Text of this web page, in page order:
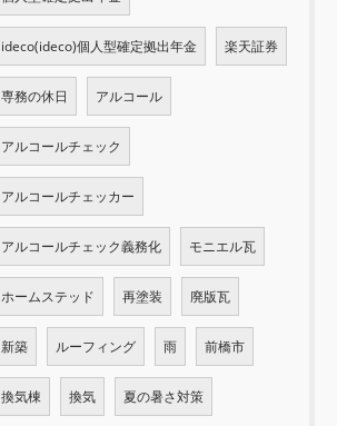
ideco(ideco)個人型確定拠出年金 楽天証券
専務の休日 アルコール
アルコールチェック
アルコールチェッカー
アルコールチェック義務化 モニエル瓦
ホームステッド 再塗装 廃版瓦
新築 ルーフィング 雨 前橋市
換気棟 換気 夏の暑さ対策